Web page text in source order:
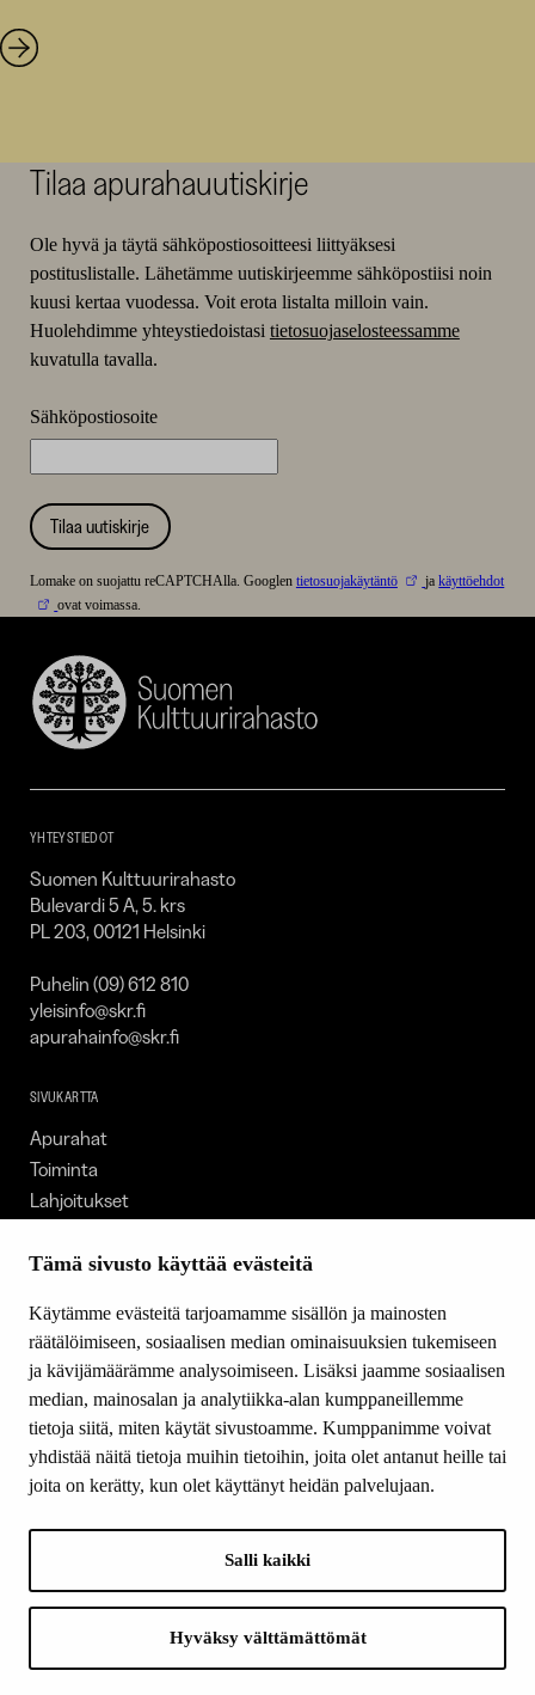
Tämä sivusto käyttää evästeitä
Käytämme evästeitä tarjoamamme sisällön ja mainosten
räätälöimiseen, sosiaalisen median ominaisuuksien tukemiseen
ja kävijämäärämme analysoimiseen. Lisäksi jaamme sosiaalisen
median, mainosalan ja analytiikka-alan kumppaneillemme
tietoja siitä, miten käytät sivustoamme. Kumppanimme voivat
yhdistää näitä tietoja muihin tietoihin, joita olet antanut heille tai
joita on kerätty, kun olet käyttänyt heidän palvelujaan.
Salli kaikki
Hyväksy välttämättömät
Tilaa apurahauutiskirje
Ole hyvä ja täytä sähköpostiosoitteesi liittyäksesi
postituslistalle. Lähetämme uutiskirjeemme sähköpostiisi noin
kuusi kertaa vuodessa. Voit erota listalta milloin vain.
Huolehdimme yhteystiedoistasi tietosuojaselosteessamme
kuvatulla tavalla.
Sähköpostiosoite
Tilaa uutiskirje
Lomake on suojattu reCAPTCHAlla. Googlen tietosuojakäytäntö jakäyttöehdot
ovat voimassa.
Suomen
Kulttuurirahasto
YHTEYSTIEDOT
Suomen Kulttuurirahasto
Bulevardi 5 A, 5. krs
PL 203, 00121 Helsinki
Puhelin (09) 612 810
yleisinfo@skr.fi
apurahainfo@skr.fi
SIVUKARTTA
Apurahat
Toiminta
Lahjoitukset
Ajankohtaista
Yhteystiedot
SEURAA MEITÄ
Facebook
Instagram
LinkedIn
Suomen Kulttuurirahasto: